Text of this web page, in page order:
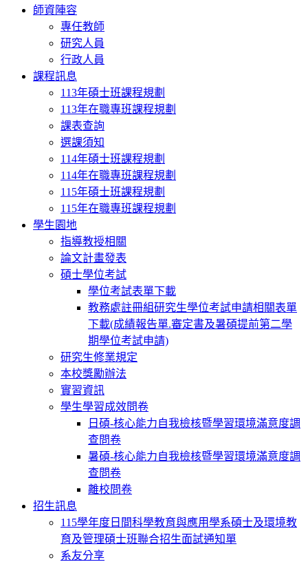
師資陣容
專任教師
研究人員
行政人員
課程訊息
113年碩士班課程規劃
113年在職專班課程規劃
課表查詢
選課須知
114年碩士班課程規劃
114年在職專班課程規劃
115年碩士班課程規劃
115年在職專班課程規劃
學生園地
指導教授相關
論文計畫發表
碩士學位考試
學位考試表單下載
教務處註冊組研究生學位考試申請相關表單
下載(成績報告單.審定書及暑碩提前第二學
期學位考試申請)
研究生修業規定
本校獎勵辦法
實習資訊
學生學習成效問卷
日碩-核心能力自我檢核暨學習環境滿意度調
查問卷
暑碩-核心能力自我檢核暨學習環境滿意度調
查問卷
離校問卷
招生訊息
115學年度日間科學教育與應用學系碩士及環境教
育及管理碩士班聯合招生面試通知單
系友分享